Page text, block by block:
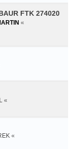
FTK 274020
«
«
«